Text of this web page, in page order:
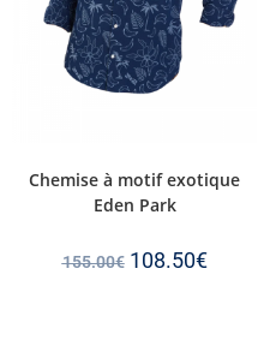
Chemise à motif exotique
Eden Park
155.00€ 108.50€